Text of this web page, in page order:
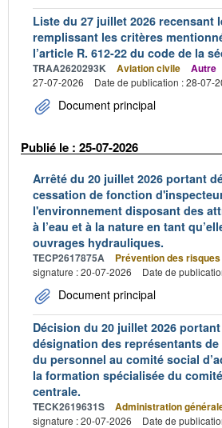
Liste du 27 juillet 2026 recensant
remplissant les critères
l’article R. 612-22 du code de la
TRAA2620293K Aviation civile Autre
27-07-2026
Date de publication : 28-07-
Document principal
Publié le : 25-07-2026
Arrêté du 20 juillet 2026 portant
cessation de fonction
l'environnement disposant des
à l’eau et à la nature en tant
ouvrages hydrauliques.
TECP2617875A Prévention des risques
signature : 20-07-2026
Date de
Document principal
Décision du 20 juillet 2026
désignation des représentants
du personnel au comité social
la formation spécialisée du
centrale.
TECK2619631S Administration
signature : 20-07-2026
Date de